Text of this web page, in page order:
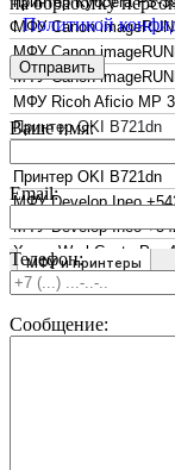
cПолитикой
Ваше имя:
Email:
Телефон:
Сообщение: